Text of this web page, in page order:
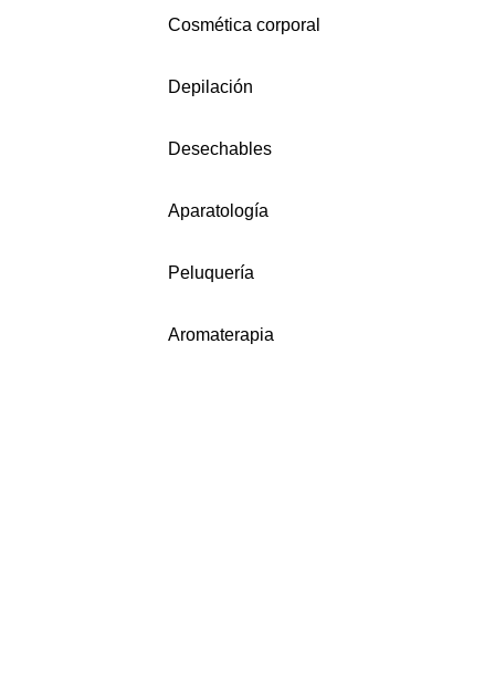
Cosmética corporal
Depilación
Desechables
Aparatología
Peluquería
Aromaterapia